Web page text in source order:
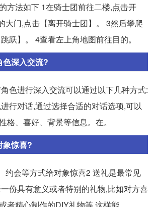
方法如下 1在骑士团前往二楼,点击开
大门,点击【离开骑士团】。 3然后攀爬
跃】。 4查看左上角地图前往目的。
色深入交流?
色进行深入交流可以通过以下几种方式:
行对话,通过选择合适的对话选项,可以
格、喜好、背景等信息。在。
象惊喜?
约会等方式给对象惊喜2 送礼是最常见
份具有意义或者特别的礼物,比如对方喜